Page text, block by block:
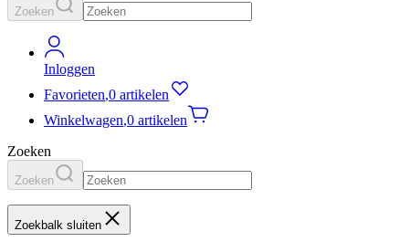
Zoeken
Inloggen
Favorieten,0 artikelen
Winkelwagen,0 artikelen
Zoeken
Zoeken
Zoekbalk sluiten